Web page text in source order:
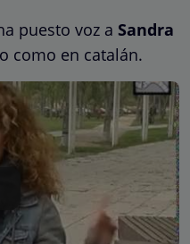
puesto voz a Sandra
como en catalán.